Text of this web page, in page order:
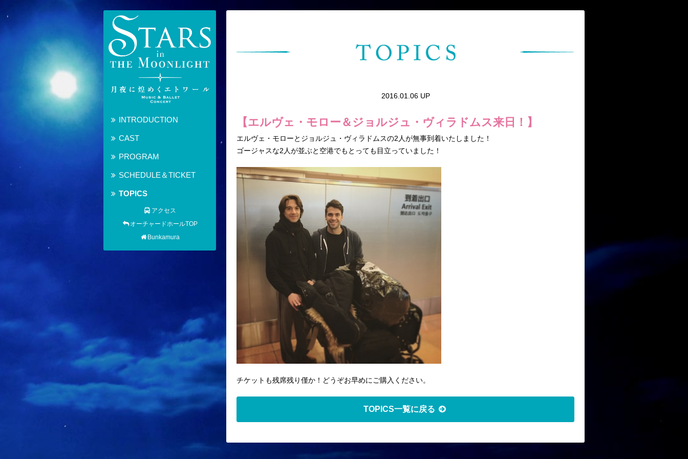
INTRODUCTION
CAST
PROGRAM
SCHEDULE＆TICKET
TOPICS
アクセス
オーチャードホールTOP
Bunkamura
2016.01.06 UP
【エルヴェ・モロー＆ジョルジュ・ヴィラドムス来日！】
エルヴェ・モローとジョルジュ・ヴィラドムスの2人が無事到着いたしました！
ゴージャスな2人が並ぶと空港でもとっても目立っていました！
チケットも残席残り僅か！どうぞお早めにご購入ください。
TOPICS一覧に戻る